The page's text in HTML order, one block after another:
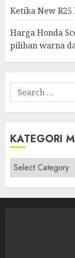
Ketika New R25
Harga Honda
pilihan warna
Search
for:
KATEGORI
Kategori
modif